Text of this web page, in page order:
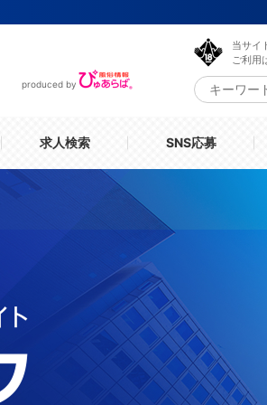
produced by
当サイ
ご利用
求人検索 SNS応募